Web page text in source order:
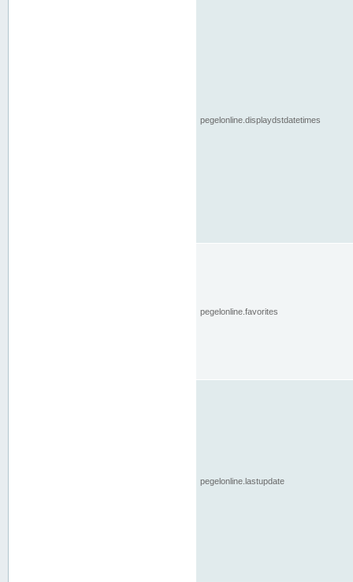
pegelonline.displaydstdatetimes
pegelonline.favorites
pegelonline.lastupdate